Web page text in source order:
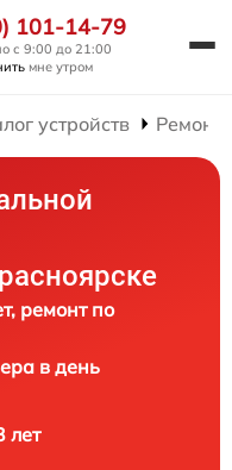
101-14-79
с 9:00 до 21:00
мне утром
устройств Ремонт
ремонт по
в день
лет